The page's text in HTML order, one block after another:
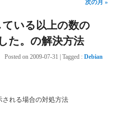
次の月 »
いる以上の数の
た。の解決方法
Posted on 2009-07-31 Tagged : Debian
される場合の対処方法